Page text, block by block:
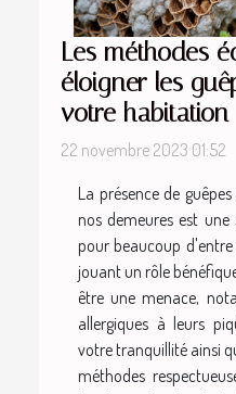
Les méthodes
éloigner les
votre habitation
22 novembre 2023 01:52
La présence de
nos demeures est
pour beaucoup d'entre
jouant un rôle
être une menace,
allergiques à leurs
votre tranquillité ainsi
méthodes